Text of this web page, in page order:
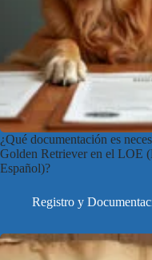
¿Qué documentación es
Golden Retriever en el LOE
Español)?
Registro y